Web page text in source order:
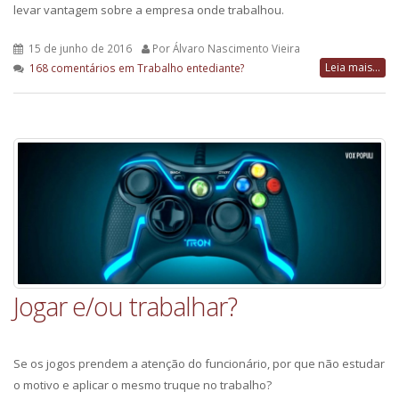
levar vantagem sobre a empresa onde trabalhou.
15 de junho de 2016
Por Álvaro Nascimento Vieira
168 comentários em Trabalho entediante? Leia mais...
Jogar e/ou trabalhar?
Se os jogos prendem a atenção do funcionário, por que não estudar
o motivo e aplicar o mesmo truque no trabalho?